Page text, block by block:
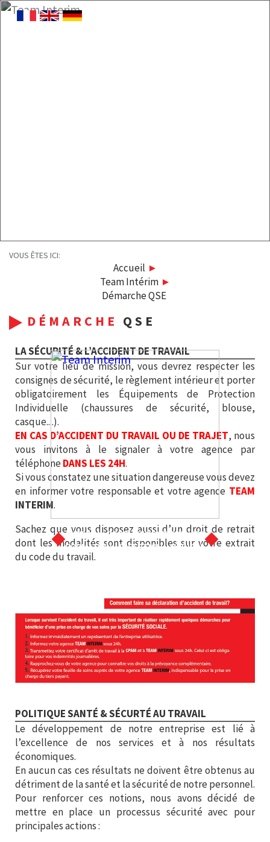
INTERIM - RECRUTEMENT CDD/CDI
FORMATION - INSERTION - MEDICAL
VOUS ÊTES ICI:
Accueil
Team Intérim
Démarche QSE
DÉMARCHE QSE
LA SÉCURITÉ & L’ACCIDENT DE TRAVAIL
Sur votre lieu de mission, vous devrez respecter les
consignes de sécurité, le règlement intérieur et porter
obligatoirement les Équipements de Protection
Individuelle (chaussures de sécurité, blouse,
casque....).
EN CAS D’ACCIDENT DU TRAVAIL OU DE TRAJET, nous
vous invitons à le signaler à votre agence par
téléphoneDANS LES 24H.
Si vous constatez une situation dangereuse vous devez
en informer votre responsable et votre agence TEAM
INTERIM.
Sachez que vous disposez aussi d’un droit de retrait
dont les modalités sont disponibles sur votre extrait
du code du travail.
POLITIQUE SANTÉ & SÉCURTÉ AU TRAVAIL
Le développement de notre entreprise est lié à
l’excellence de nos services et à nos résultats
économiques.
En aucun cas ces résultats ne doivent être obtenus au
détriment de la santé et la sécurité de notre personnel.
Pour renforcer ces notions, nous avons décidé de
mettre en place un processus sécurité avec pour
principales actions :